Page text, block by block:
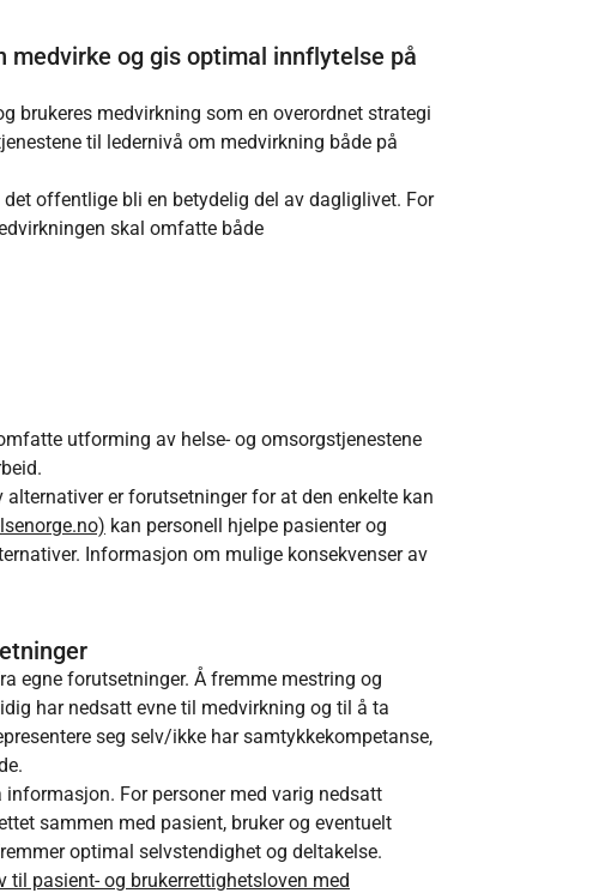
og gis optimal innflytelse på
brukeres medvirkning som en overordnet strategi
til ledernivå om medvirkning både på
offentlige bli en betydelig del av dagliglivet. For
skal omfatte både
utforming av helse- og omsorgstjenestene
er forutsetninger for at den enkelte kan
kan personell hjelpe pasienter og
Informasjon om mulige konsekvenser av
egne forutsetninger. Å fremme mestring og
har nedsatt evne til medvirkning og til å ta
seg selv/ikke har samtykkekompetanse,
For personer med varig nedsatt
sammen med pasient, bruker og eventuelt
optimal selvstendighet og deltakelse.
til pasient- og brukerrettighetsloven med